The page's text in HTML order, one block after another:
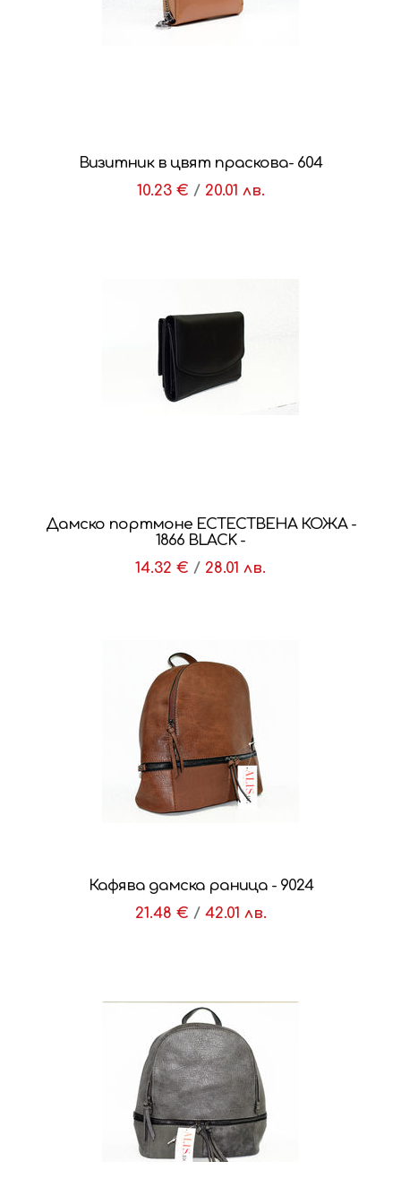
Визитник в цвят праскова- 604
10.23 € / 20.01 лв.
Дамско портмоне ЕСТЕСТВЕНА КОЖА -
1866 BLACK -
14.32 € / 28.01 лв.
Кафява дамска раница - 9024
21.48 € / 42.01 лв.